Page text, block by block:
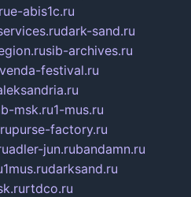
e-abis1c.ru
dark-sand.ru
sib-archives.ru
venda-festival.ru
msk.ru1-mus.ru
purse-factory.ru
adler-jun.rubandamn.ru
1mus.rudarksand.ru
rtdco.ru